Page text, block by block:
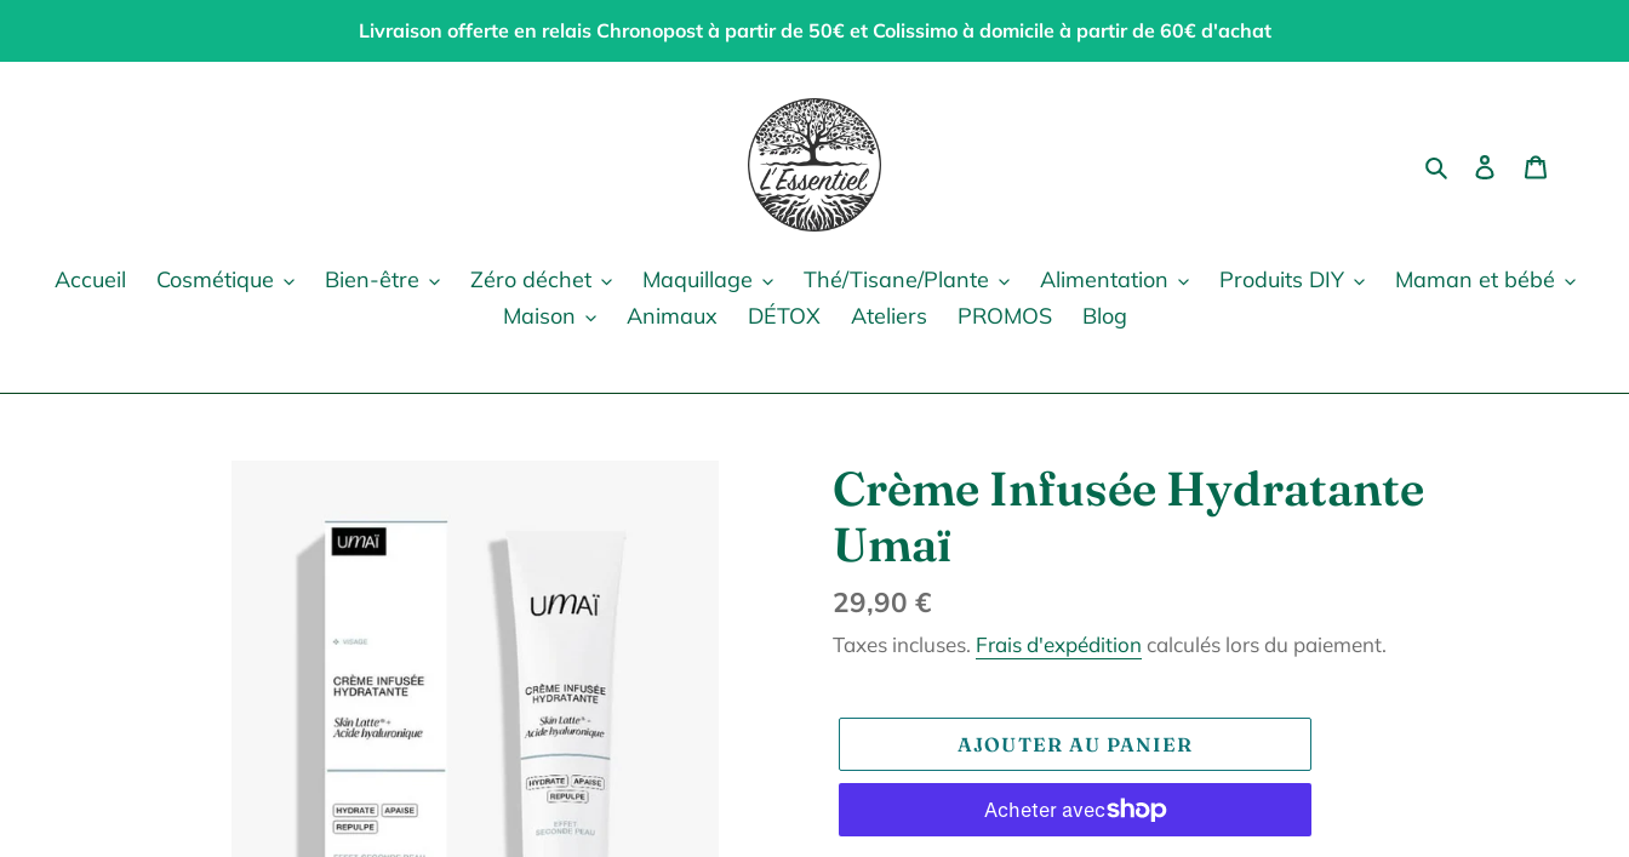
Livraison offerte en relais Chronopost à partir de 50€ et Colissimo à domicile à partir de 60€ d'achat
RechercherSe connecter
Accueil Cosmétique Bien-être Zéro déchet Maquillage Thé/Tisane/Plante Alimentation Produits DIY
Maman et bébé
Maison
Animaux DÉTOX Ateliers PROMOS Blog
Crème Infusée Hydratante
Umaï
Prix
normal
29,90 €
Taxes incluses. Frais d'expédition calculés lors du paiement.
AJOUTER AU PANIER